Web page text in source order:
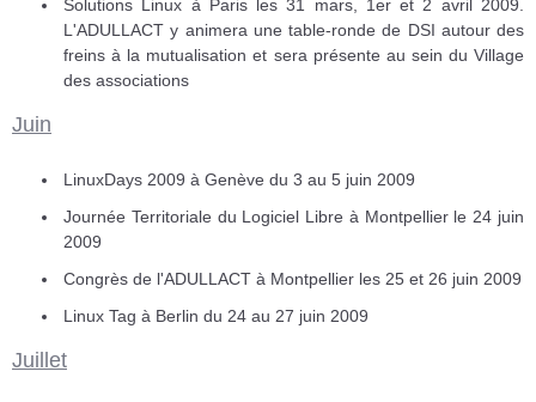
Solutions Linux à Paris les 31 mars, 1er et 2 avril 2009.
L'ADULLACT y animera une table-ronde de DSI autour des
freins à la mutualisation et sera présente au sein du Village
des associations
Juin
LinuxDays 2009 à Genève du 3 au 5 juin 2009
Journée Territoriale du Logiciel Libre à Montpellier le 24 juin
2009
Congrès de l'ADULLACT à Montpellier les 25 et 26 juin 2009
Linux Tag à Berlin du 24 au 27 juin 2009
Juillet